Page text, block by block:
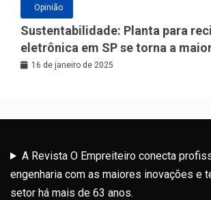
Opinião
Sustentabilidade: Planta para
eletrônica em SP se torna a
Latina
16 de janeiro de 2025
A Revista O Empreiteiro conecta
engenharia com as maiores inovações e
setor há mais de 63 anos.